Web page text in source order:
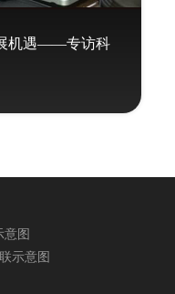
机遇——专访科
意图
示意图